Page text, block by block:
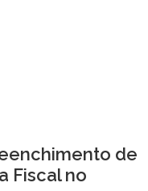
de
Fiscal no